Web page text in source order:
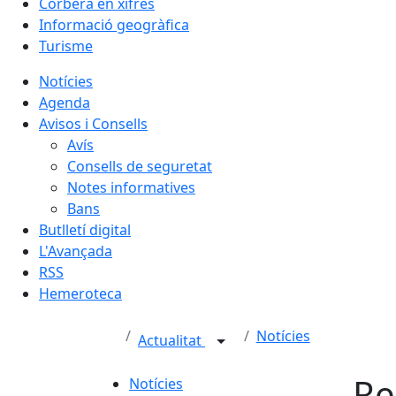
Informació geogràfica
Turisme
Notícies
Agenda
Avisos i Consells
Avís
Consells de seguretat
Notes informatives
Bans
Butlletí digital
L'Avançada
RSS
Hemeroteca
Actualitat Notícies
Notícies